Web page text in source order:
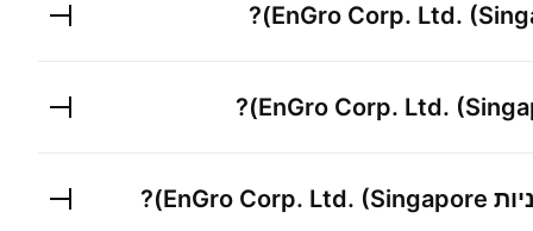
EnGro Corp. Ltd.
?
EnGro Corp. Ltd.
?
EnGro Corp. Ltd. (Singapore)
?